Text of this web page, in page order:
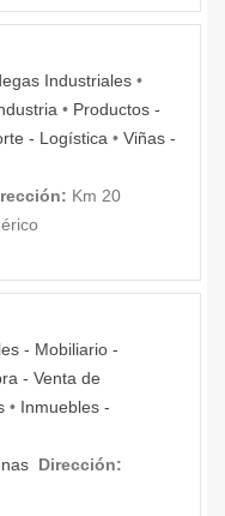
Industriales •
• Productos -
- Logística • Viñas -
Km 20
- Mobiliario -
- Venta de
• Inmuebles -
Dirección: